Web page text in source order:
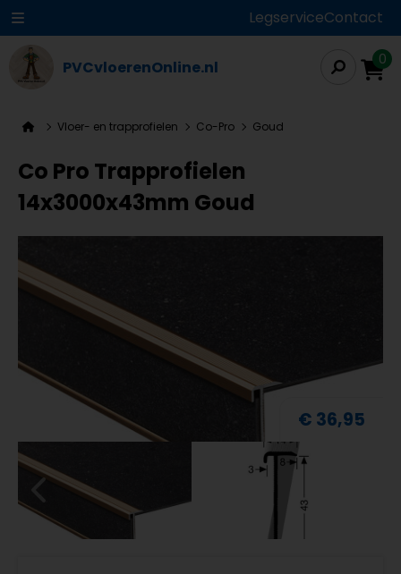
LegserviceContact
PVCvloerenOnline.nl 0
Vloer- en trapprofielen Co-Pro Goud
Co Pro Trapprofielen
14x3000x43mm Goud
€ 36,95